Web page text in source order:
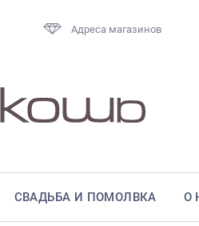
Адреса магазинов
СВАДЬБА И ПОМОЛВКА О